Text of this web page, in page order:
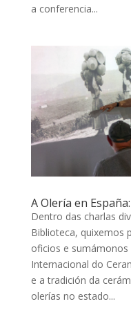
a conferencia...
A Olería en
Dentro das charlas
Biblioteca, quixemos
oficios e sumámonos
Internacional do
e a tradición da
olerías no estado...